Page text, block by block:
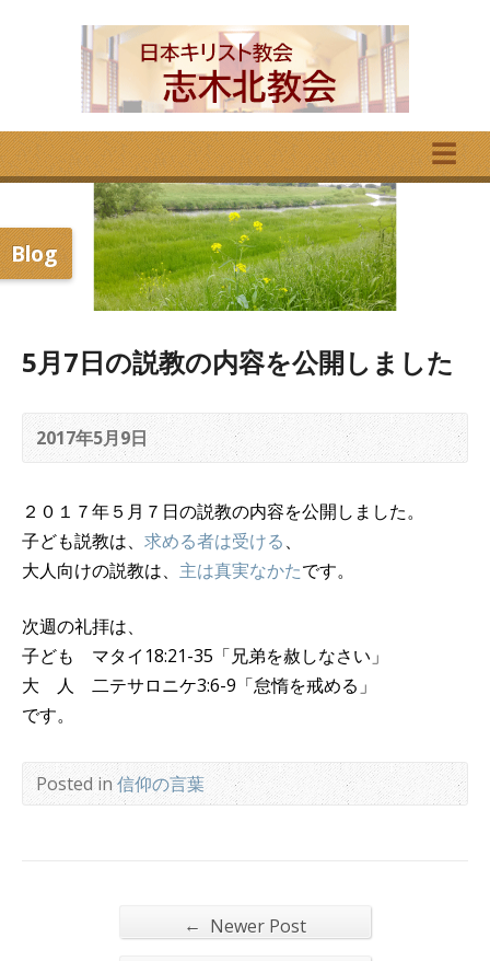
☰
Blog
5月7日の説教の内容を公開しました
2017年5月9日
２０１７年５月７日の説教の内容を公開しました。
子ども説教は、 求める者は受ける、
大人向けの説教は、 主は真実なかたです。
次週の礼拝は、
子ども マタイ18:21-35「兄弟を赦しなさい」
大 人 二テサロニケ3:6-9「怠惰を戒める」
です。
Posted in信仰の言葉
← Newer Post